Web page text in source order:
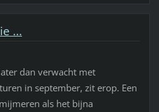
...
dan verwacht met
in september, zit erop. Een
als het bijna